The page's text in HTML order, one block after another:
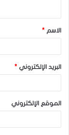
ق
*الاسم *
البريد الإلكتروني *
الموقع الإلكتروني